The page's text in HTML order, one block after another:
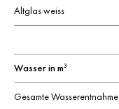
Altglas weiss
Wasser in m3
Gesamte Wasserentnahme